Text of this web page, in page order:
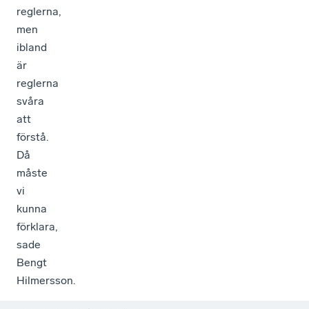
reglerna,
men
ibland
är
reglerna
svåra
att
förstå.
Då
måste
vi
kunna
förklara,
sade
Bengt
Hilmersson.